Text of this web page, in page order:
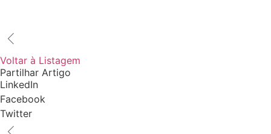
Voltar à Listagem
Partilhar Artigo
LinkedIn
Facebook
Twitter